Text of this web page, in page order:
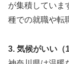
が集積していま
種での就職や転
3. 気候がいい（